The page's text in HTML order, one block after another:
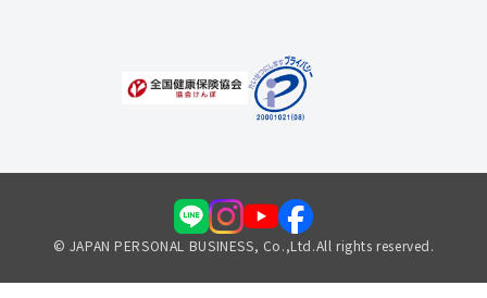
© JAPAN PERSONAL BUSINESS, Co.,Ltd.All rights reserved.